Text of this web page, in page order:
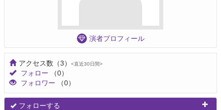
演者プロフィール
アクセス数 （3） <直近30日間>
フォロー
（0）
フォロワー
（0）
フォローする